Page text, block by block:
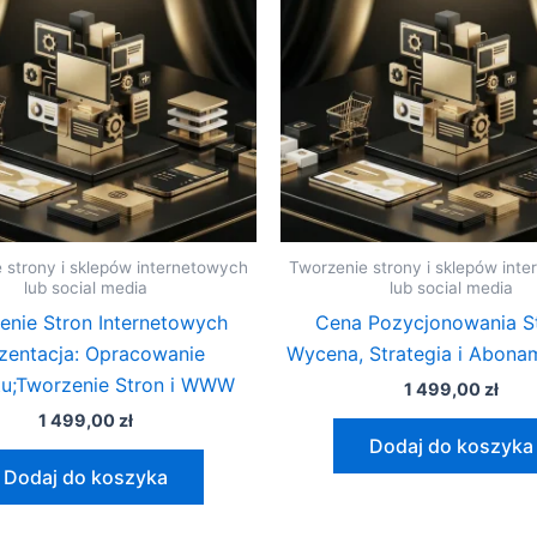
strony i sklepów internetowych
lub social media
Stron Internetowych
Opracowanie
Stron i WWW
1 499,00 zł
Dodaj do koszyka
Tworzenie strony i sklepów
lub social media
Cena Pozycjonowania
Wycena, Strategia i
1 499,00 zł
Dodaj do koszyka